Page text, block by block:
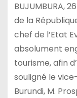
BUJUMBURA,
de la
chef de l’Etat
absolument
tourisme, afin
souligné le
Burundi, M.